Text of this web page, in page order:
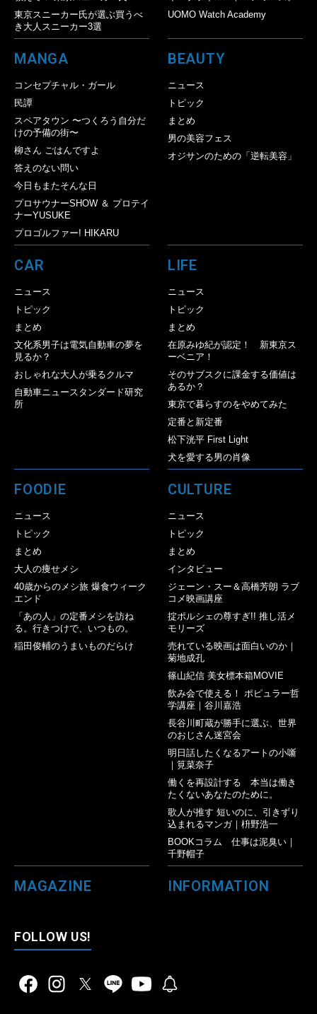
東京スニーカー氏が選ぶ買うべ
き大人スニーカー3選
UOMO Watch Academy
MANGA
コンセプチャル・ガール
民譚
スペアタウン 〜つくろう自分だ
けの予備の街〜
柳さん ごはんですよ
答えのない問い
今日もまたそんな日
プロサウナーSHOW ＆ プロテイ
ナーYUSUKE
プロゴルファー! HIKARU
BEAUTY
ニュース
トピック
まとめ
男の美容フェス
オジサンのための「逆転美容」
CAR
ニュース
トピック
まとめ
文化系男子は電気自動車の夢を
見るか？
おしゃれな大人が乗るクルマ
自動車ニュースタンダード研究
所
LIFE
ニュース
トピック
まとめ
在原みゆ紀が認定！ 新東京ス
ーベニア！
そのサブスクに課金する価値は
あるか？
東京で暮らすのをやめてみた
定番と新定番
松下洸平 First Light
犬を愛する男の肖像
FOODIE
ニュース
トピック
まとめ
大人の痩せメシ
40歳からのメシ旅 爆食ウィーク
エンド
「あの人」の定番メシを訪ね
る。行きつけで、いつもの。
稲田俊輔のうまいものだらけ
CULTURE
ニュース
トピック
まとめ
インタビュー
ジェーン・スー＆高橋芳朗 ラブ
コメ映画講座
掟ポルシェの尊すぎ!! 推し活メ
モリーズ
売れている映画は面白いのか｜
菊地成孔
篠山紀信 美女標本箱MOVIE
飲み会で使える！ ポピュラー哲
学講座｜谷川嘉浩
長谷川町蔵が勝手に選ぶ、世界
のおじさん迷宮会
明日話したくなるアートの小噺
｜筧菜奈子
働くを再設計する 本当は働き
たくないあなたのために。
歌人が推す 短いのに、引きずり
込まれるマンガ｜枡野浩一
BOOKコラム 仕事は泥臭い｜
千野帽子
MAGAZINE INFORMATION
FOLLOW US!